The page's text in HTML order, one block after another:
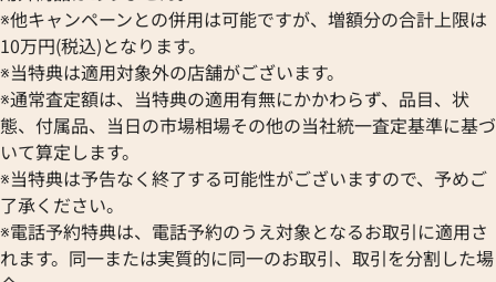
オリス
Audemars Piguet
オーデマ ピゲ
Vacheron Constantin
ヴァシュロン・コンスタンタン
Van Cleef & Arpels
ヴァンクリーフ＆アーペル
Versace
ヴェルサーチ
Wempe
ゼニス
Bell & Ross
ベル＆ロス
BAUME＆MERCIER
ボーム＆メルシエ
BALL Watch
ボール ウォッチ
※他キャンペーンとの併用は可能ですが、増額分の合計上限は
10万円(税込)となります。
※当特典は適用対象外の店舗がございます。
※通常査定額は、当特典の適用有無にかかわらず、品目、状
態、付属品、当日の市場相場その他の当社統一査定基準に基づ
いて算定します。
※当特典は予告なく終了する可能性がございますので、予めご
了承ください。
※電話予約特典は、電話予約のうえ対象となるお取引に適用さ
れます。同一または実質的に同一のお取引、取引を分割した場